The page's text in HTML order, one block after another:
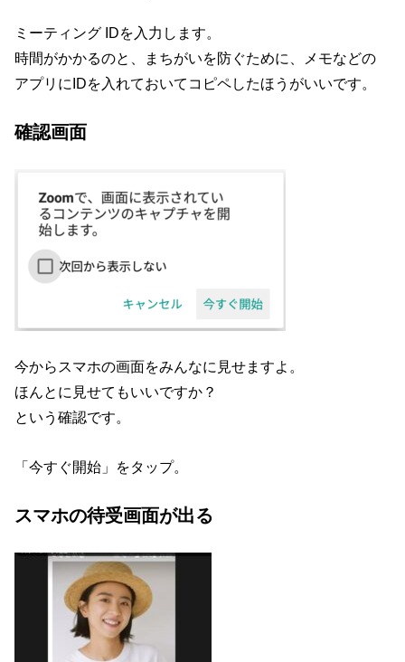
ミーティング IDを入力します。
時間がかかるのと、まちがいを防ぐために、メモなどの
アプリにIDを入れておいてコピペしたほうがいいです。
確認画面
今からスマホの画面をみんなに見せますよ。
ほんとに見せてもいいですか？
という確認です。
「今すぐ開始」をタップ。
スマホの待受画面が出る